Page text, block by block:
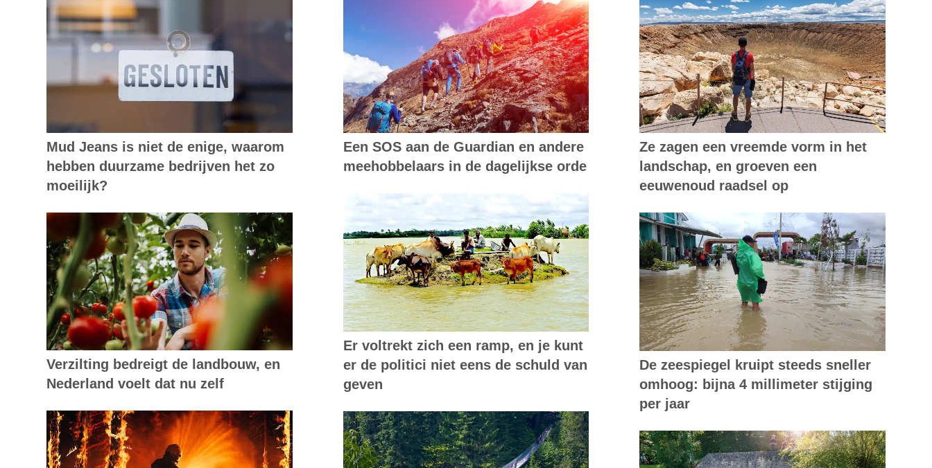
Mud Jeans is niet de enige, waarom
hebben duurzame bedrijven het zo
moeilijk?
Verzilting bedreigt de landbouw, en
Nederland voelt dat nu zelf
Een SOS aan de Guardian en andere
meehobbelaars in de dagelijkse orde
Er voltrekt zich een ramp, en je kunt
er de politici niet eens de schuld van
geven
Ze zagen een vreemde vorm in het
landschap, en groeven een
eeuwenoud raadsel op
De zeespiegel kruipt steeds sneller
omhoog: bijna 4 millimeter stijging
per jaar